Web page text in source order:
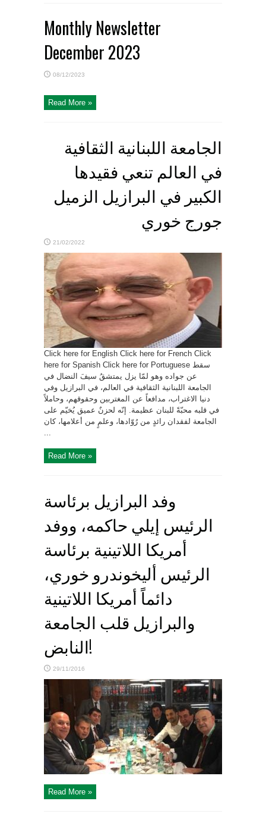
Monthly Newsletter
December 2023
08/12/2023
Read More »
الجامعة اللبنانية الثقافية
في العالم تنعي فقيدها
الكبير في البرازيل الزميل
جورج خوري
21/02/2022
Click here for English Click here for French Click
here for Spanish Click here for Portuguese سقط
عن جواده وهو لمّا يزل يمتشقُ سيفَ النضال في
الجامعة اللبنانية الثقافية في العالم، في البرازيل وفي
دنيا الاغتراب، مدافعاً عن المغتربين وحقوقهم، وحاملاً
في قلبه محبّةً للبنان عظيمة. إنّه لحزنٌ عميق يُخيّم على
الجامعة لفقدان رائدٍ من رُوّادها، وعلمٍ من أعلامها، كان
...
Read More »
وفد البرازيل برئاسة
الرئيس إيلي حاكمه، ووفد
أمريكا اللاتينية برئاسة
الرئيس أليخوندرو خوري،
دائماً أمريكا اللاتينية
والبرازيل قلب الجامعة
النابض!
29/11/2016
Read More »